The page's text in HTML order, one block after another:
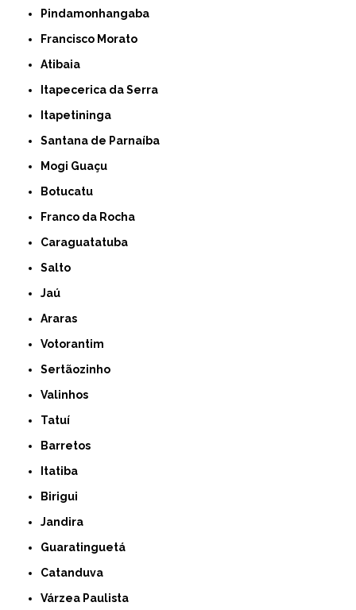
Pindamonhangaba
Francisco Morato
Atibaia
Itapecerica da Serra
Itapetininga
Santana de Parnaíba
Mogi Guaçu
Botucatu
Franco da Rocha
Caraguatatuba
Salto
Jaú
Araras
Votorantim
Sertãozinho
Valinhos
Tatuí
Barretos
Itatiba
Birigui
Jandira
Guaratinguetá
Catanduva
Várzea Paulista